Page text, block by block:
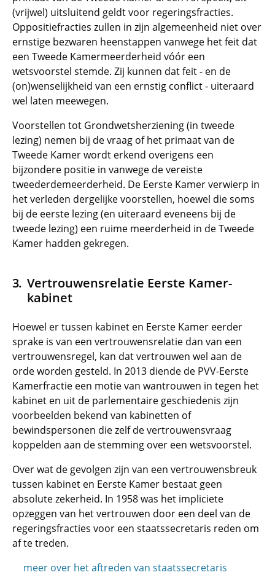
(vrijwel) uitsluitend geldt voor regeringsfracties.
Oppositiefracties zullen in zijn algemeenheid niet over
ernstige bezwaren heenstappen vanwege het feit dat
een Tweede Kamermeerderheid vóór een
wetsvoorstel stemde. Zij kunnen dat feit - en de
(on)wenselijkheid van een ernstig conflict - uiteraard
wel laten meewegen.
Voorstellen tot Grondwetsherziening (in tweede
lezing) nemen bij de vraag of het primaat van de
Tweede Kamer wordt erkend overigens een
bijzondere positie in vanwege de vereiste
tweederdemeerderheid. De Eerste Kamer verwierp in
het verleden dergelijke voorstellen, hoewel die soms
bij de eerste lezing (en uiteraard eveneens bij de
tweede lezing) een ruime meerderheid in de Tweede
Kamer hadden gekregen.
Vertrouwensrelatie Eerste Kamer-
kabinet
Hoewel er tussen kabinet en Eerste Kamer eerder
sprake is van een vertrouwensrelatie dan van een
vertrouwensregel, kan dat vertrouwen wel aan de
orde worden gesteld. In 2013 diende de PVV-Eerste
Kamerfractie een motie van wantrouwen in tegen het
kabinet en uit de parlementaire geschiedenis zijn
voorbeelden bekend van kabinetten of
bewindspersonen die zelf de vertrouwensvraag
koppelden aan de stemming over een wetsvoorstel.
Over wat de gevolgen zijn van een vertrouwensbreuk
tussen kabinet en Eerste Kamer bestaat geen
absolute zekerheid. In 1958 was het impliciete
opzeggen van het vertrouwen door een deel van de
regeringsfracties voor een staatssecretaris reden om
af te treden.
meer over het aftreden van staatssecretaris